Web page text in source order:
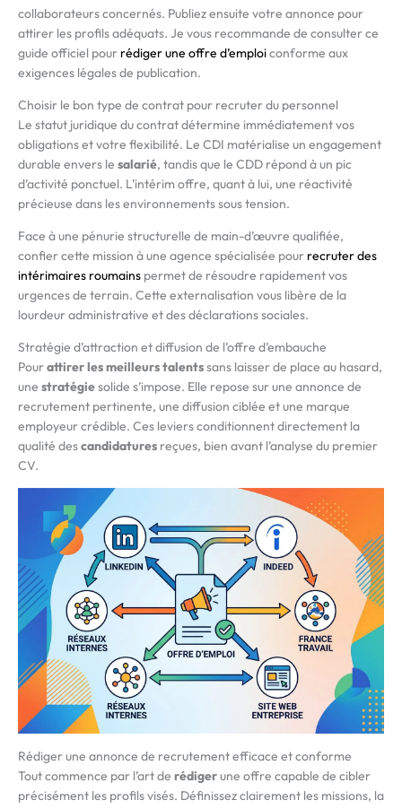
collaborateurs concernés. Publiez ensuite votre annonce pour
attirer les profils adéquats. Je vous recommande de consulter ce
guide officiel pour rédiger une offre d’emploiconforme aux
exigences légales de publication.
Choisir le bon type de contrat pour recruter du personnel
Le statut juridique du contrat détermine immédiatement vos
obligations et votre flexibilité. Le CDI matérialise un engagement
durable envers le salarié, tandis que le CDD répond à un pic
d’activité ponctuel. L’intérim offre, quant à lui, une réactivité
précieuse dans les environnements sous tension.
Face à une pénurie structurelle de main-d’œuvre qualifiée,
confier cette mission à une agence spécialisée pour recruter des
intérimaires roumains permet de résoudre rapidement vos
urgences de terrain. Cette externalisation vous libère de la
lourdeur administrative et des déclarations sociales.
Stratégie d’attraction et diffusion de l’offre d’embauche
Pourattirer les meilleurs talentssans laisser de place au hasard,
une stratégiesolide s’impose. Elle repose sur une annonce de
recrutement pertinente, une diffusion ciblée et une marque
employeur crédible. Ces leviers conditionnent directement la
qualité descandidatures reçues, bien avant l’analyse du premier
CV.
Rédiger une annonce de recrutement efficace et conforme
Tout commence par l’art de rédigerune offre capable de cibler
précisément les profils visés. Définissez clairement les missions, la